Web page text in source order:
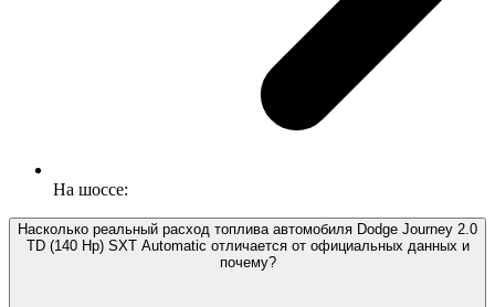
На шоссе:
Насколько реальный расход топлива автомобиля Dodge Journey 2.0
TD (140 Hp) SXT Automatic отличается от официальных данных и
почему?